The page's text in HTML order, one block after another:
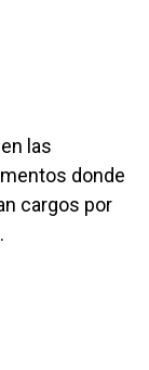
las
donde
cargos por